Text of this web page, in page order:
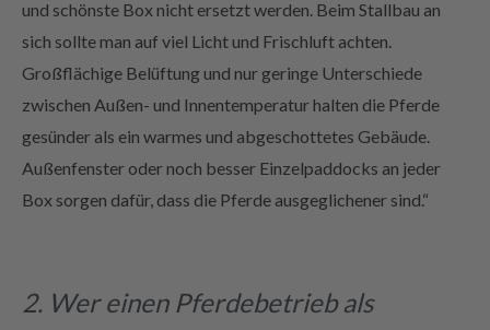
sich sollte man auf viel Licht und Frischluft achten.
Großflächige Belüftung und nur geringe Unterschiede
zwischen Außen- und Innentemperatur halten die Pferde
gesünder als ein warmes und abgeschottetes Gebäude.
Außenfenster oder noch besser Einzelpaddocks an jeder
Box sorgen dafür, dass die Pferde ausgeglichener sind.“
Boxenstall neu plant kann bereits